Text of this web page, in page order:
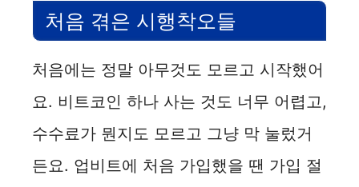
처음 겪은 시행착오들
처음에는 정말 아무것도 모르고 시작했어
요. 비트코인 하나 사는 것도 너무 어렵고,
수수료가 뭔지도 모르고 그냥 막 눌렀거
든요. 업비트에 처음 가입했을 땐 가입 절